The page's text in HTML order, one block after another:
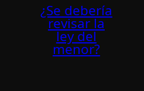
¿Se debería
revisar la
ley del
menor?